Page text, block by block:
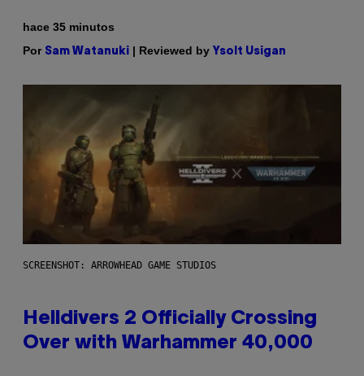
hace 35 minutos
Por Sam Watanuki | Reviewed by Ysolt Usigan
SCREENSHOT: ARROWHEAD GAME STUDIOS
Helldivers 2 Officially Crossing
Over with Warhammer 40,000